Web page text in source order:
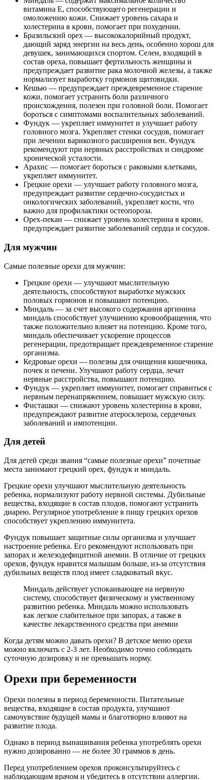
витамина Е, способствующего регенерации и
омоложению кожи. Снижает уровень сахара и
холестерина в крови, помогает при похудении.
Бразильский орех — высококалорийный продукт,
дающий заряд энергии на весь день, особенно хорош для
девушек, занимающихся спортом. Селен, входящий в
состав ореха, повышает фертильность женщины и
предупреждает развитие рака молочной железы, а также
нормализует выработку гормонов щитовидки.
Кешью — предупреждает преждевременное старение
кожи, помогает устранить боли различного
происхождения, полезен при головной боли. Помогает
бороться с симптомами воспалительных заболеваний.
Фундук — укрепляет иммунитет и улучшает работу
головного мозга. Укрепляет стенки сосудов, помогает
при лечении варикозного расширения вен. Фундук
рекомендуют при нервных расстройствах и синдроме
хронической усталости.
Арахис — помогает бороться с раковыми клетками,
укрепляет иммунитет.
Грецкие орехи — улучшает работу головного мозга,
предупреждает развитие сердечно-сосудистых и
онкологических заболеваний, укрепляет кости, что
важно для профилактики остеопороза.
Орех-пекан — снижает уровень холестерина в крови,
предупреждает развитие заболеваний сердца и сосудов.
Для мужчин
Самые полезные орехи для мужчин:
Грецкие орехи — улучшают мыслительную
деятельность, способствуют выработке мужских
половых гормонов и повышают потенцию.
Миндаль — за счет высокого содержания аргинина
миндаль способствует улучшению кровообращения, что
также положительно влияет на потенцию. Кроме того,
миндаль обеспечивает ускорение процессов
регенерации, предотвращает преждевременное старение
организма.
Кедровые орехи — полезны для очищения кишечника,
почек и печени. Улучшают работу сердца, лечат
нервные расстройства, повышают потенцию.
Фундук — укрепляет иммунитет, помогает справиться с
нервным перенапряжением, повышает мужскую силу.
Фисташки — снижают уровень холестерина в крови,
предупреждают развитие атеросклероза, сердечных
заболеваний и импотенции.
Для детей
Для детей среди звания “самые полезные орехи” почетные
места занимают грецкий орех, фундук и миндаль.
Грецкие орехи улучшают мыслительную деятельность
ребенка, нормализуют работу нервной системы. Дубильные
вещества, входящие в состав плодов, помогают устранить
диарею. Регулярное употребление в пищу грецких орехов
способствует укреплению иммунитета.
Фундук повышает защитные силы организма и улучшает
настроение ребенка. Его рекомендуют использовать при
запорах и железодефицитной анемии. В отличие от грецких
орехов, фундук нравится малышам больше, из-за отсутствия
дубильных веществ плод имеет сладковатый вкус.
Миндаль действует успокаивающее на нервную
систему, способствует физическому и умственному
развитию ребенка. Миндаль можно использовать
как легкое слабительное при запорах, а также в
качестве лекарственного средства при анемии
Когда детям можно давать орехи? В детское меню орехи
можно включать с 2-3 лет. Необходимо точно соблюдать
суточную дозировку и не превышать норму.
Орехи при беременности
Орехи полезны в период беременности. Питательные
вещества, входящие в состав продукта, улучшают
самочувствие будущей мамы и благотворно влияют на
развитие плода.
Однако в период вынашивания ребенка употреблять орехи
нужно дозированно — не более 30 граммов в день.
Перед употреблением орехов проконсультируйтесь с
наблюдающим врачом и убедитесь в отсутствии аллергии.